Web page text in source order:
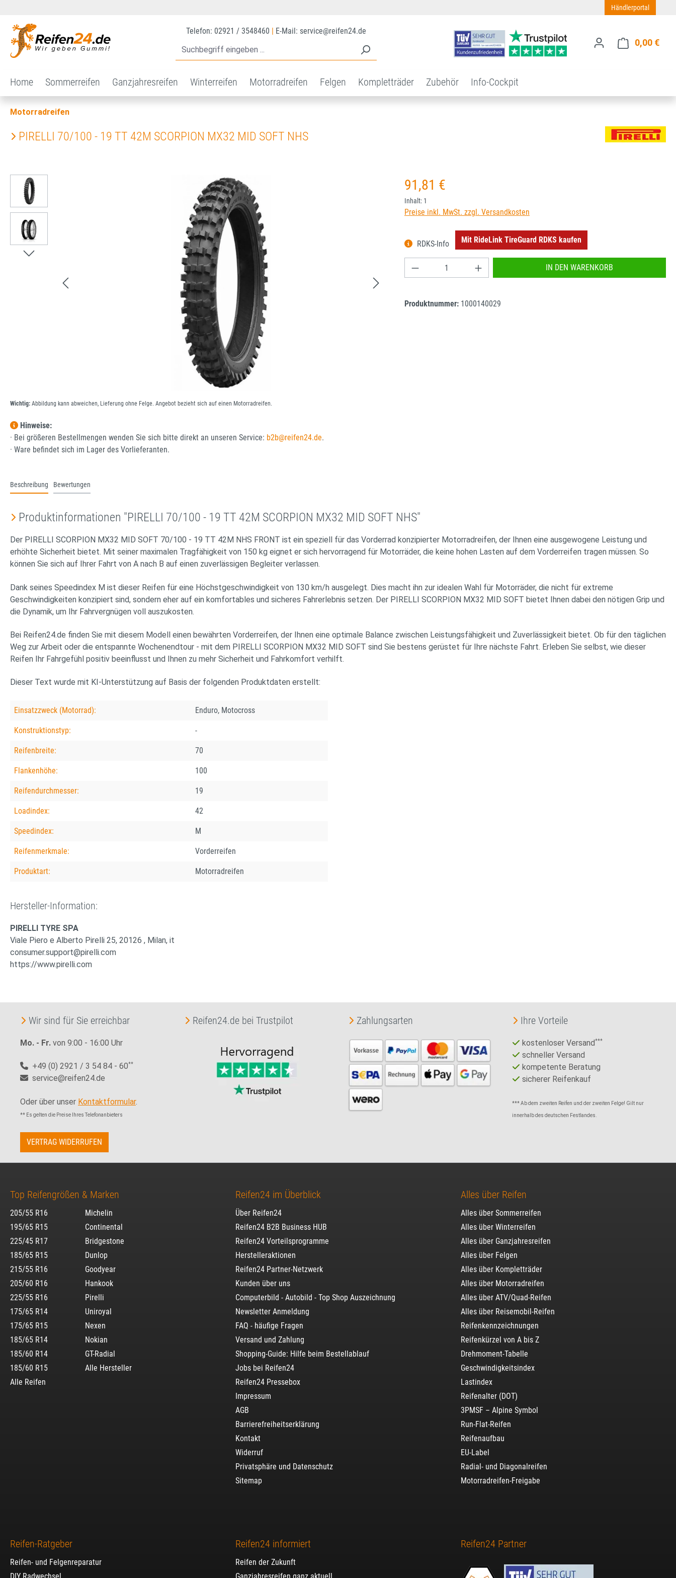
Händlerportal
Telefon: 02921 / 3548460 E-Mail: service@reifen24.de
0,00 €
Home Sommerreifen Ganzjahresreifen Winterreifen Motorradreifen Felgen Kompletträder Zubehör Info-Cockpit
Motorradreifen
PIRELLI 70/100 - 19 TT 42M SCORPION MX32 MID SOFT NHS
Bildergalerie überspringen
Wichtig: Abbildung kann abweichen, Lieferung ohne Felge. Angebot bezieht sich auf einen Motorradreifen.
Hinweise:
· Bei größeren Bestellmengen wenden Sie sich bitte direkt an unseren Service: b2b@reifen24.de.
· Ware befindet sich im Lager des Vorlieferanten.
Regulärer Preis:
91,81 €
Inhalt: 1
Preise inkl. MwSt. zzgl. Versandkosten
RDKS-Info Mit RideLink TireGuard RDKS kaufen
Produkt Anzahl: Gib den gewünschten Wert ein oder
IN DEN WARENKORB
Produktnummer: 1000140029
Beschreibung Bewertungen
Produktinformationen "PIRELLI 70/100 - 19 TT 42M SCORPION MX32 MID SOFT NHS"
Der PIRELLI SCORPION MX32 MID SOFT 70/100 - 19 TT 42M NHS FRONT ist ein speziell für das Vorderrad konzipierter Motorradreifen, der Ihnen eine ausgewogene Leistung und
erhöhte Sicherheit bietet. Mit seiner maximalen Tragfähigkeit von 150 kg eignet er sich hervorragend für Motorräder, die keine hohen Lasten auf dem Vorderreifen tragen müssen. So
können Sie sich auf Ihrer Fahrt von A nach B auf einen zuverlässigen Begleiter verlassen.
Dank seines Speedindex M ist dieser Reifen für eine Höchstgeschwindigkeit von 130 km/h ausgelegt. Dies macht ihn zur idealen Wahl für Motorräder, die nicht für extreme
Geschwindigkeiten konzipiert sind, sondern eher auf ein komfortables und sicheres Fahrerlebnis setzen. Der PIRELLI SCORPION MX32 MID SOFT bietet Ihnen dabei den nötigen Grip und
die Dynamik, um Ihr Fahrvergnügen voll auszukosten.
Bei Reifen24.de finden Sie mit diesem Modell einen bewährten Vorderreifen, der Ihnen eine optimale Balance zwischen Leistungsfähigkeit und Zuverlässigkeit bietet. Ob für den täglichen
Weg zur Arbeit oder die entspannte Wochenendtour - mit dem PIRELLI SCORPION MX32 MID SOFT sind Sie bestens gerüstet für Ihre nächste Fahrt. Erleben Sie selbst, wie dieser
Reifen Ihr Fahrgefühl positiv beeinflusst und Ihnen zu mehr Sicherheit und Fahrkomfort verhilft.
Dieser Text wurde mit KI-Unterstützung auf Basis der folgenden Produktdaten erstellt:
Einsatzzweck (Motorrad): Enduro, Motocross
Konstruktionstyp: -
Reifenbreite: 70
Flankenhöhe: 100
Reifendurchmesser: 19
Loadindex: 42
Speedindex: M
Reifenmerkmale: Vorderreifen
Produktart: Motorradreifen
Hersteller-Information:
PIRELLI TYRE SPA
Viale Piero e Alberto Pirelli 25, 20126 , Milan, it
consumer.support@pirelli.com
https://www.pirelli.com
Wir sind für Sie erreichbar
Mo. - Fr. von 9:00 - 16:00 Uhr
+49 (0) 2921 / 3 54 84 - 60**
service@reifen24.de
Oder über unser Kontaktformular.
** Es gelten die Preise Ihres Telefonanbieters
VERTRAG WIDERRUFEN
Reifen24.de bei Trustpilot Zahlungsarten Ihre Vorteile
kostenloser Versand***
schneller Versand
kompetente Beratung
sicherer Reifenkauf
*** Ab dem zweiten Reifen und der zweiten Felge! Gilt nur
innerhalb des deutschen Festlandes.
Top Reifengrößen & Marken
205/55 R16
195/65 R15
225/45 R17
185/65 R15
215/55 R16
205/60 R16
225/55 R16
175/65 R14
175/65 R15
185/65 R14
185/60 R14
185/60 R15
Alle Reifen
Michelin
Continental
Bridgestone
Dunlop
Goodyear
Hankook
Pirelli
Uniroyal
Nexen
Nokian
GT-Radial
Alle Hersteller
Reifen24 im Überblick
Über Reifen24
Reifen24 B2B Business HUB
Reifen24 Vorteilsprogramme
Herstelleraktionen
Reifen24 Partner-Netzwerk
Kunden über uns
Computerbild - Autobild - Top Shop Auszeichnung
Newsletter Anmeldung
FAQ - häufige Fragen
Versand und Zahlung
Shopping-Guide: Hilfe beim Bestellablauf
Jobs bei Reifen24
Reifen24 Pressebox
Impressum
AGB
Barrierefreiheitserklärung
Kontakt
Widerruf
Privatsphäre und Datenschutz
Sitemap
Alles über Reifen
Alles über Sommerreifen
Alles über Winterreifen
Alles über Ganzjahresreifen
Alles über Felgen
Alles über Kompletträder
Alles über Motorradreifen
Alles über ATV/Quad-Reifen
Alles über Reisemobil-Reifen
Reifenkennzeichnungen
Reifenkürzel von A bis Z
Drehmoment-Tabelle
Geschwindigkeitsindex
Lastindex
Reifenalter (DOT)
3PMSF – Alpine Symbol
Run-Flat-Reifen
Reifenaufbau
EU-Label
Radial- und Diagonalreifen
Motorradreifen-Freigabe
Reifen-Ratgeber
Reifen- und Felgenreparatur
DIY Radwechsel
Reifen24 informiert
Reifen der Zukunft
Ganzjahresreifen ganz aktuell
Reifen24 Partner